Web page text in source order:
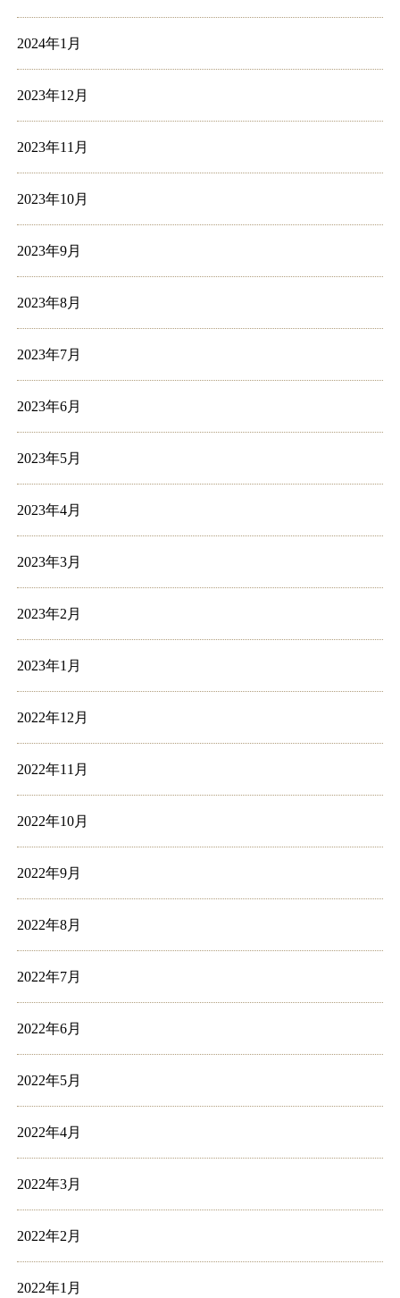
2024年1月
2023年12月
2023年11月
2023年10月
2023年9月
2023年8月
2023年7月
2023年6月
2023年5月
2023年4月
2023年3月
2023年2月
2023年1月
2022年12月
2022年11月
2022年10月
2022年9月
2022年8月
2022年7月
2022年6月
2022年5月
2022年4月
2022年3月
2022年2月
2022年1月